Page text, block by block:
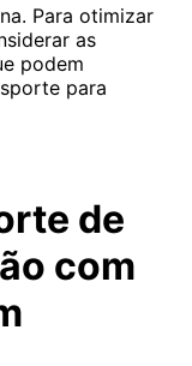
Para otimizar
as
podem
para
de
com